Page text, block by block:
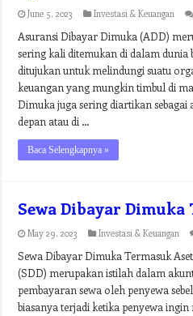
June 5, 2023 Investasi & Keuangan
Asuransi Dibayar Dimuka (ADD)
sering kali ditemukan di dalam dunia
ditujukan untuk melindungi suatu
keuangan yang mungkin timbul di
Dimuka juga sering diartikan sebagai
depan atau di …
Baca Selengkapnya »
Sewa Dibayar
May 29, 2023 Investasi & Keuangan
Sewa Dibayar Dimuka Termasuk
(SDD) merupakan istilah dalam
pembayaran sewa oleh penyewa
biasanya terjadi ketika penyewa